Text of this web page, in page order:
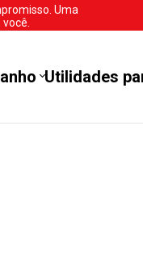
Uma
Utilidades